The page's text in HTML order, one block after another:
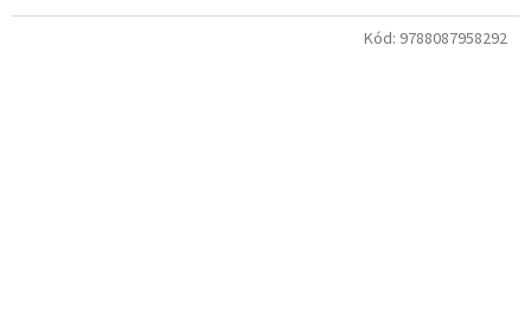
Kód: 9788087958292